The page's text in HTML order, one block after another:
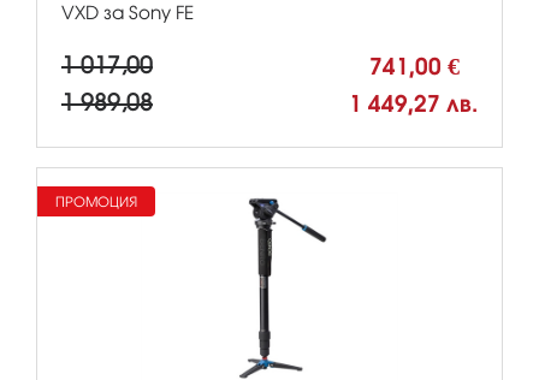
VXD за Sony FE
1 017,00 741,00 €
1 989,08 1 449,27 лв.
ПРОМОЦИЯ